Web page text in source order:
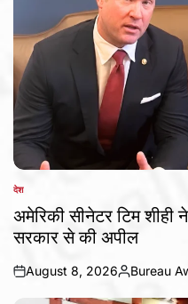
POSTED
IN
देश
अमेरिकी सीनेटर टिम शीही
सरकार से की अपील
on
August 8, 2026
Posted
by
Bureau